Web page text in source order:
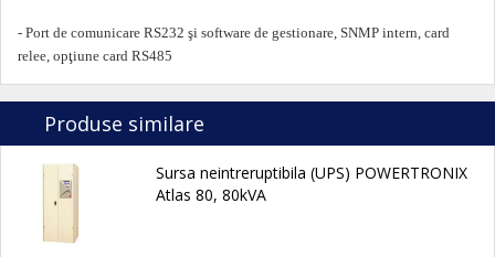
- Port de comunicare RS232 şi software de gestionare, SNMP intern, card
relee, opţiune card RS485
Produse similare
Sursa neintreruptibila (UPS) POWERTRONIX
Atlas 80, 80kVA